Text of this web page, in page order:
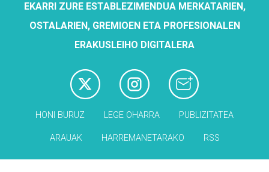
EKARRI ZURE ESTABLEZIMENDUA MERKATARIEN,
OSTALARIEN, GREMIOEN ETA PROFESIONALEN
ERAKUSLEIHO DIGITALERA
HONI BURUZ LEGE OHARRA PUBLIZITATEA
ARAUAK HARREMANETARAKO RSS